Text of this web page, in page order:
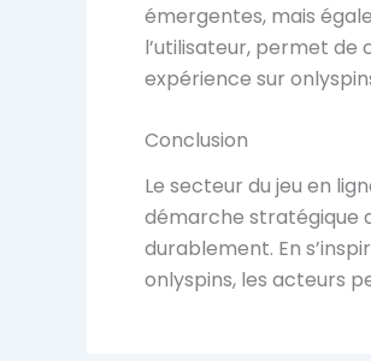
émergentes, mais
l’utilisateur, permet
expérience sur
Conclusion
Le secteur du jeu en
démarche stratégique
durablement. En
onlyspins, les acteurs